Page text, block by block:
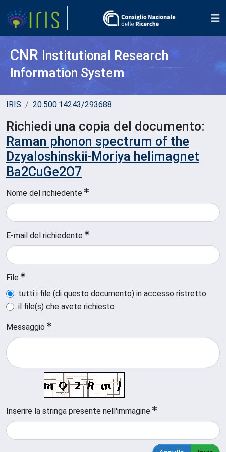
CNR Institutional Research
Information System
IRIS 20.500.14243/293688
Richiedi una copia del documento:
Raman phonon spectrum of the
Dzyaloshinskii-Moriya helimagnet
Ba2CuGe2O7
Nome del richiedente
E-mail del richiedente
File
tutti i file (di questo documento) in accesso ristretto
il file(s) che avete richiesto
Messaggio
Inserire la stringa presente nell'immagine